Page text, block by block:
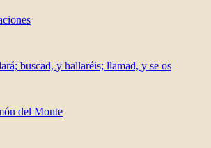
buscad, y hallaréis; llamad, y se os
del Monte